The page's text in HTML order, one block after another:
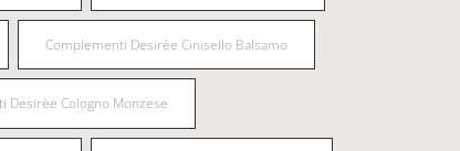
Complementi Desirèe Cinisello Balsamo
Desirèe Cologno Monzese